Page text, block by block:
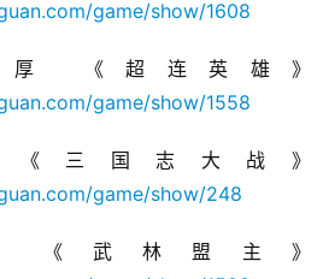
game/show/1608
厚 《超连英雄》
game/show/1558
三国志大战》
game/show/248
《武林盟主》